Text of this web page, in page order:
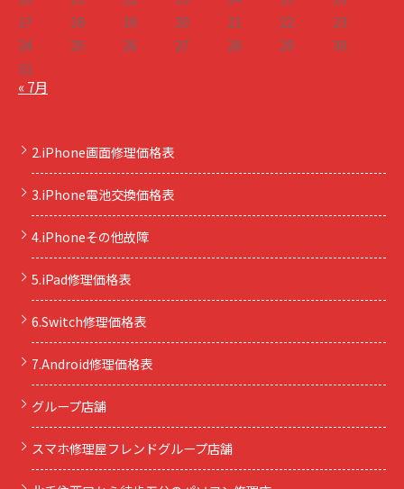
17
18 19 20 21 22
23
24
25 26 27 28 29
30
31
« 7月
2.iPhone画面修理価格表
3.iPhone電池交換価格表
4.iPhoneその他故障
5.iPad修理価格表
6.Switch修理価格表
7.Android修理価格表
グループ店舗
スマホ修理屋フレンドグループ店舗